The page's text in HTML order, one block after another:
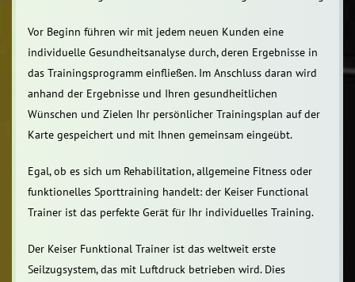
Vor Beginn führen wir mit jedem neuen Kunden eine
individuelle Gesundheitsanalyse durch, deren Ergebnisse in
das Trainingsprogramm einfließen. Im Anschluss daran wird
anhand der Ergebnisse und Ihren gesundheitlichen
Wünschen und Zielen Ihr persönlicher Trainingsplan auf der
Karte gespeichert und mit Ihnen gemeinsam eingeübt.
Egal, ob es sich um Rehabilitation, allgemeine Fitness oder
funktionelles Sporttraining handelt: der Keiser Functional
Trainer ist das perfekte Gerät für Ihr individuelles Training.
Der Keiser Funktional Trainer ist das weltweit erste
Seilzugsystem, das mit Luftdruck betrieben wird. Dies